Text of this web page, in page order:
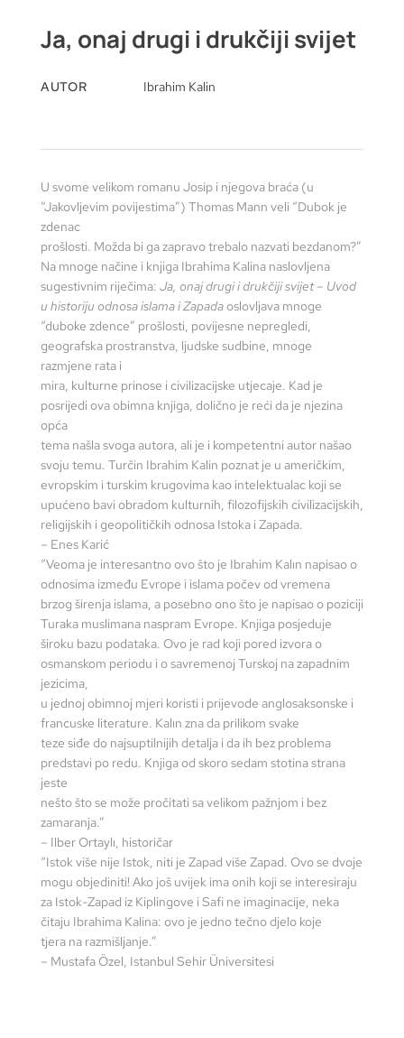
Ja, onaj drugi i drukčiji svijet
AUTOR Ibrahim Kalin
U svome velikom romanu Josip i njegova braća (u
“Jakovljevim povijestima”) Thomas Mann veli “Dubok je
zdenac
prošlosti. Možda bi ga zapravo trebalo nazvati bezdanom?”
Na mnoge načine i knjiga Ibrahima Kalina naslovljena
sugestivnim riječima: Ja, onaj drugi i drukčiji svijet – Uvod
u historiju odnosa islama i Zapadaoslovljava mnoge
“duboke zdence” prošlosti, povijesne nepregledi,
geografska prostranstva, ljudske sudbine, mnoge
razmjene rata i
mira, kulturne prinose i civilizacijske utjecaje. Kad je
posrijedi ova obimna knjiga, dolično je reći da je njezina
opća
tema našla svoga autora, ali je i kompetentni autor našao
svoju temu. Turčin Ibrahim Kalin poznat je u američkim,
evropskim i turskim krugovima kao intelektualac koji se
upućeno bavi obradom kulturnih, filozofijskih civilizacijskih,
religijskih i geopolitičkih odnosa Istoka i Zapada.
– Enes Karić
“Veoma je interesantno ovo što je Ibrahim Kalın napisao o
odnosima između Evrope i islama počev od vremena
brzog širenja islama, a posebno ono što je napisao o poziciji
Turaka muslimana naspram Evrope. Knjiga posjeduje
široku bazu podataka. Ovo je rad koji pored izvora o
osmanskom periodu i o savremenoj Turskoj na zapadnim
jezicima,
u jednoj obimnoj mjeri koristi i prijevode anglosaksonske i
francuske literature. Kalın zna da prilikom svake
teze siđe do najsuptilnijih detalja i da ih bez problema
predstavi po redu. Knjiga od skoro sedam stotina strana
jeste
nešto što se može pročitati sa velikom pažnjom i bez
zamaranja.”
– Ilber Ortaylı, historičar
“Istok više nije Istok, niti je Zapad više Zapad. Ovo se dvoje
mogu objediniti! Ako još uvijek ima onih koji se interesiraju
za Istok-Zapad iz Kiplingove i Safi ne imaginacije, neka
čitaju Ibrahima Kalina: ovo je jedno tečno djelo koje
tjera na razmišljanje.”
– Mustafa Özel, Istanbul Sehir Üniversitesi